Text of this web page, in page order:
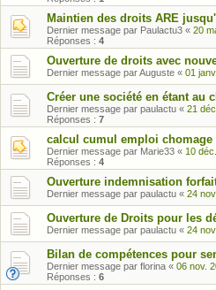
Maintien des droits ARE
Dernier message par Paulactu3 « 20
Réponses : 4
Ouverture de droits avec
Dernier message parAuguste « 01
Créer une société en étant au
Dernier message par paulactu « 21
Réponses : 7
calcul cumul emploi chomage
Dernier message par Marie33 « 10
Réponses : 4
Ouverture indemnisation
Dernier message par paulactu « 24
Ouverture de Droits pour les
Dernier message par paulactu « 24
Bilan de compétences pour
Dernier message par florina « 06 nov.
Réponses : 6